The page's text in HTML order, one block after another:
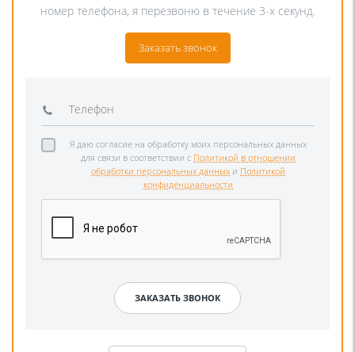
номер телефона, я перезвоню в течение 3-х секунд.
Заказать звонок
Я даю согласие на обработку моих персональных данных
для связи в соответствии с Политикой в отношении
обработки персональных данных и Политикой
конфиденциальности